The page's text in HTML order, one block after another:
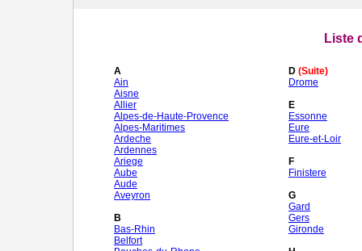
Liste
A
Ain
Aisne
Allier
Alpes-de-Haute-Provence
Alpes-Maritimes
Ardeche
Ardennes
Ariege
Aube
Aude
Aveyron
B
Bas-Rhin
Belfort
D (Suite)
Drome
E
Essonne
Eure
Eure-et-Loir
F
Finistere
G
Gard
Gers
Gironde